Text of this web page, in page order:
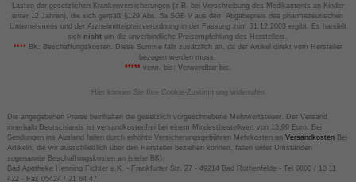
Lasten der gesetzlichen Krankenversicherungen (z.B. bei Verschreibung des Medikaments an Kinder
unter 12 Jahren), die sich gemäß §129 Abs. 5a SGB V aus dem Abgabepreis des pharmazeutischen
Unternehmens und der Arzneimittelpreisverordnung in der Fassung zum 31.12.2003 ergibt. Es handelt
sich nicht um die unverbindliche Preisempfehlung des Herstellers.
****BK: Beschaffungskosten. Diese Summe fällt zusätzlich an, da der Artikel direkt vom Hersteller
bezogen werden muss.
*****verw. bis: Verwendbar bis.
Hier können Sie Ihre Cookie-Zustimmung widerrufen
Die angegebenen Preise beinhalten die gesetzlich vorgeschriebene Mehrwertsteuer. Der Versand
innerhalb Deutschlands ist versandkostenfrei bei einem Mindestbestellwert von 13,99 Euro. Bei
Sendungen ins Ausland fallen durch erhöhte Versicherungsgebühren Mehrkosten an VersandkostenBei
Artikeln, die wir ausschließlich über den Hersteller beziehen können, fallen unter Umständen
sogenannte Beschaffungskosten an (siehe BK).
Bad Apotheke Henning Fichter e.K. - Frankfurter Str. 27 - 49214 Bad Rothenfelde - Tel 0800 / 10 11
422 - Fax 05424 / 21 64 47